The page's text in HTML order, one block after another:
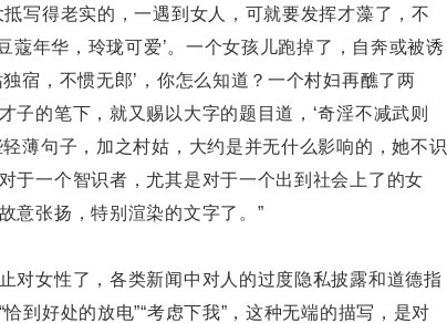
写得老实的，一遇到女人，可就要发挥才藻了，不
蔻年华，玲珑可爱’。一个女孩儿跑掉了，自奔或被诱
宿，不惯无郎’，你怎么知道？一个村妇再醮了两
子的笔下，就又赐以大字的题目道，‘奇淫不减武则
薄句子，加之村姑，大约是并无什么影响的，她不识
于一个智识者，尤其是对于一个出到社会上了的女
意张扬，特别渲染的文字了。”
对女性了，各类新闻中对人的过度隐私披露和道德指
到好处的放电”“考虑下我”，这种无端的描写，是对